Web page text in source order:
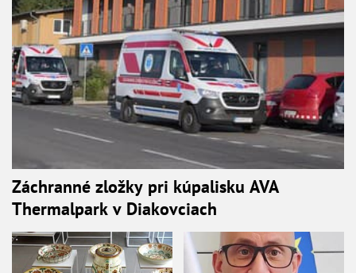
Záchranné zložky pri kúpalisku AVA
Thermalpark v Diakovciach